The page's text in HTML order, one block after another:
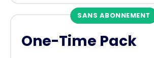
SANS ABONNEMENT
One-Time Pack